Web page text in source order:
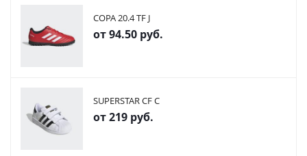
COPA 20.4 TF J
от94.50 руб.
SUPERSTAR CF C
от219 руб.